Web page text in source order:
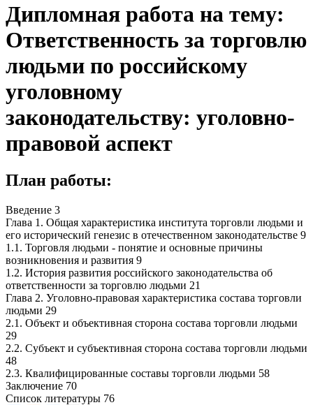
Дипломная работа на тему:
Ответственность за торговлю
людьми по российскому
уголовному
законодательству: уголовно-
правовой аспект
План работы:
Введение 3
Глава 1. Общая характеристика института торговли людьми и
его исторический генезис в отечественном законодательстве 9
1.1. Торговля людьми - понятие и основные причины
возникновения и развития 9
1.2. История развития российского законодательства об
ответственности за торговлю людьми 21
Глава 2. Уголовно-правовая характеристика состава торговли
людьми 29
2.1. Объект и объективная сторона состава торговли людьми
29
2.2. Субъект и субъективная сторона состава торговли людьми
48
2.3. Квалифицированные составы торговли людьми 58
Заключение 70
Список литературы 76